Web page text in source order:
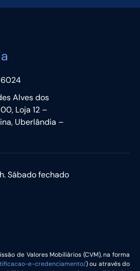
Alves dos
Loja 12 –
Uberlândia –
Sábado fechado
de Valores Mobiliários (CVM), na forma
e-credenciamento/) ou através do